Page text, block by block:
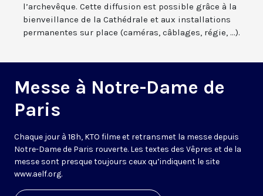
l’archevêque. Cette diffusion est possible grâce à la
bienveillance de la Cathédrale et aux installations
permanentes sur place (caméras, câblages, régie, ...).
Messe à Notre-Dame de
Paris
Chaque jour à 18h, KTO filme et retransmet la messe depuis
Notre-Dame de Paris rouverte. Les textes des Vêpres et de la
messe sont presque toujours ceux qu’indiquent le site
www.aelf.org.